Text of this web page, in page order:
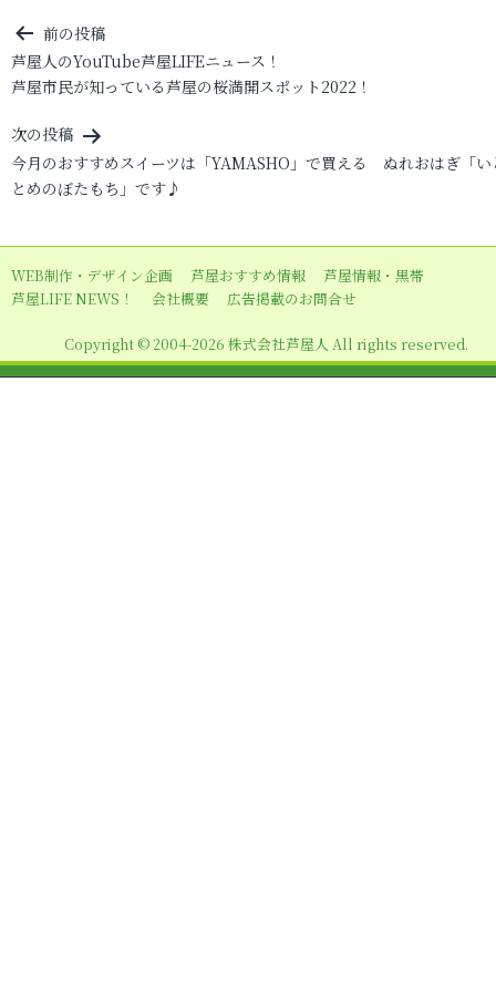
投
稿
ナ
ビ
ゲ
シ
ョ
ン
前の投稿
芦屋人のYouTube芦屋LIFEニュース！
芦屋市民が知っている芦屋の桜満開スポット2022！
次の投稿
今月のおすすめスイーツは「YAMASHO」で買える ぬれおはぎ「い
とめのぼたもち」です♪
WEB制作・デザイン企画 芦屋おすすめ情報
芦屋情報・黒帯
芦屋LIFE NEWS！
会社概要 広告掲載のお問合せ
Copyright © 2004-2026 株式会社芦屋人 All rights reserved.